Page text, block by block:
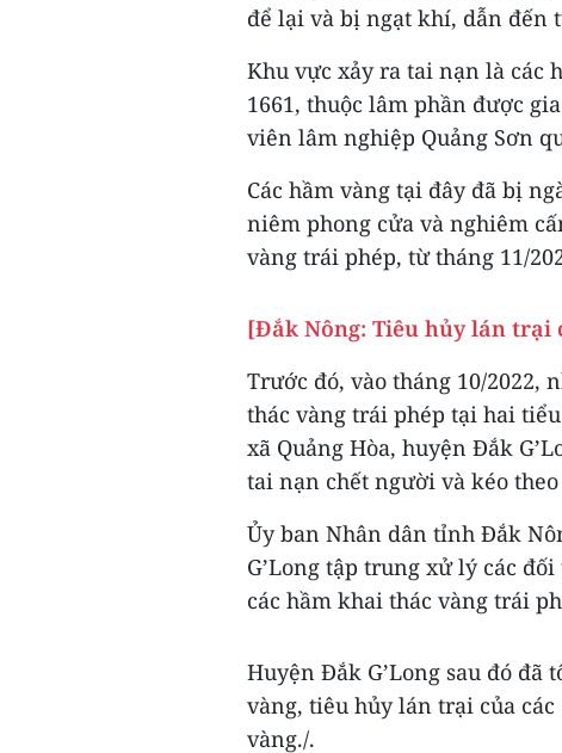
để lại và bị ngạt khí, dẫn đến
Khu vực xảy ra tai nạn là các
1661, thuộc lâm phần được
viên lâm nghiệp Quảng Sơn
Các hầm vàng tại đây đã bị
niêm phong cửa và nghiêm
vàng trái phép, từ tháng 11/
[Đắk Nông: Tiêu hủy lán trại
Trước đó, vào tháng 10/2022,
thác vàng trái phép tại hai
xã Quảng Hòa, huyện Đắk
tai nạn chết người và kéo
Ủy ban Nhân dân tỉnh Đắk
G’Long tập trung xử lý các
các hầm khai thác vàng trái
Huyện Đắk G’Long sau đó
vàng, tiêu hủy lán trại của
vàng./.